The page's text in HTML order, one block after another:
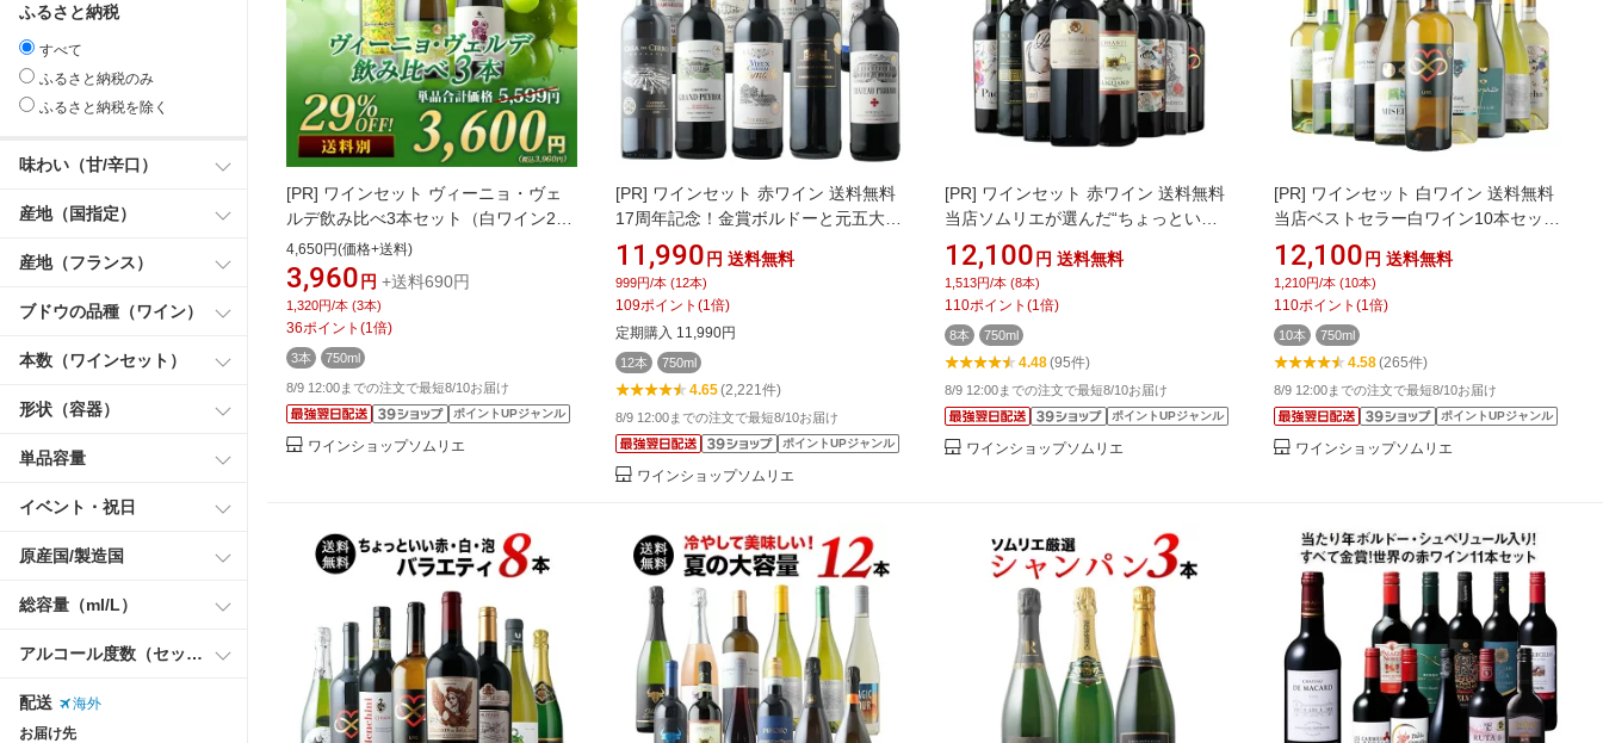
ふるさと納税
すべて
ふるさと納税のみ
ふるさと納税を除く
味わい（甘/辛口）
産地（国指定）
産地（フランス）
ブドウの品種（ワイン）
本数（ワインセット）
形状（容器）
単品容量
イベント・祝日
原産国/製造国
総容量（ml/L）
アルコール度数（セット）
配送
海外
お届け先
[PR] ワインセット ヴィーニョ・ヴェ
ルデ飲み比べ3本セット（白ワイン2・
スパークリングワイン1） 【ワイン ギ
フト ソムリエ厳選】
4,650円(価格+送料)
3,960 円 +送料690円
1,320円/本 (3本)
36ポイント (1倍)
3本 750ml
8/9 12:00までの注文で最短8/10お届け
ポイントUPジャンル
ワインショップソムリエ
[PR] ワインセット 赤ワイン 送料無料
17周年記念！金賞ボルドーと元五大シ
ャトー醸造家の赤ワイン12本セット
「8/4更新」【フランスワイン ボルド
ーワイン チリワイン フランス ボルド
ー チリ】【ワイン ギフト ソムリエ厳
選】
11,990 円 送料無料
999円/本 (12本)
109ポイント (1倍)
定期購入 11,990円
12本 750ml
4.65(2,221件)
8/9 12:00までの注文で最短8/10お届け
ポイントUPジャンル
ワインショップソムリエ
[PR] ワインセット 赤ワイン 送料無料
当店ソムリエが選んだ“ちょっとい
い”赤ワイン8本セット「7/17更新」
【ワイン ギフト ソムリエ厳選】
12,100 円 送料無料
1,513円/本 (8本)
110ポイント (1倍)
8本 750ml
4.48(95件)
8/9 12:00までの注文で最短8/10お届け
ポイントUPジャンル
ワインショップソムリエ
[PR] ワインセット 白ワイン 送料無料
当店ベストセラー白ワイン10本セット
「8/7更新」【ワイン ギフト ソムリエ
厳選】
12,100 円 送料無料
1,210円/本 (10本)
110ポイント (1倍)
10本 750ml
4.58(265件)
8/9 12:00までの注文で最短8/10お届け
ポイントUPジャンル
ワインショップソムリエ